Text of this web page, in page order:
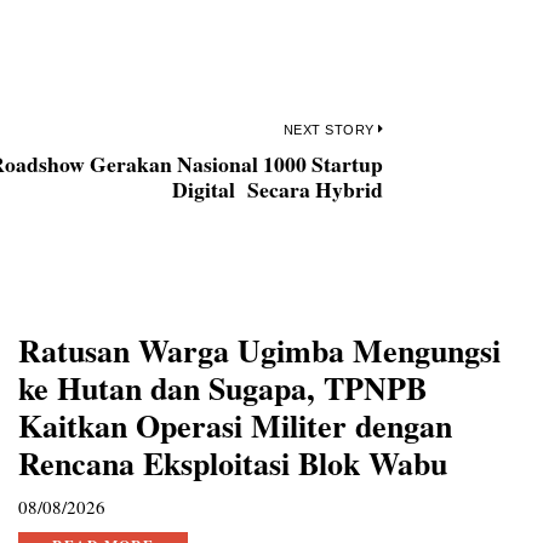
NEXT STORY
Next
post:
Gerakan Nasional 1000 Startup
Digital Secara Hybrid
Ratusan Warga Ugimba Mengungsi
ke Hutan dan Sugapa, TPNPB
Kaitkan Operasi Militer dengan
Rencana Eksploitasi Blok Wabu
08/08/2026